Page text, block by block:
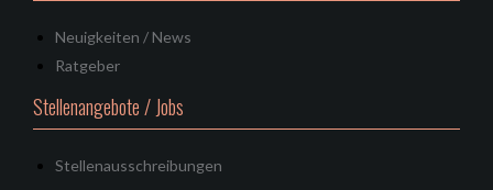
Neuigkeiten / News
Ratgeber
Stellenangebote / Jobs
Stellenausschreibungen